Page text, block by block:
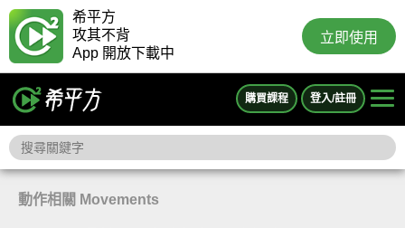
希平方
攻其不背
App 開放下載中
立即使用
購買課程 登入/註冊
動作相關 Movements